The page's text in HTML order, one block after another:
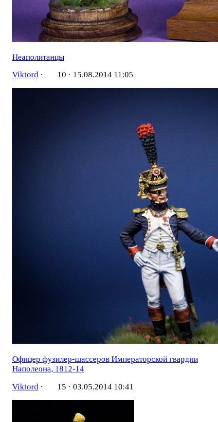
Неаполитанцы
Viktord· 10 · 15.08.2014 11:05
Офицер фузилер-шассеров Императорской гвардии
Наполеона, 1812-14
Viktord · 15 · 03.05.2014 10:41